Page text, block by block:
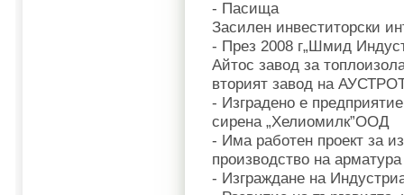
- Пасища
Засилен инвеститорски
- През 2008 г„Шмид
Айтос завод за
вторият завод на
- Изградено е
сирена „Хелиомилк”ООД
- Има работен проект за
производство на
- Изграждане на